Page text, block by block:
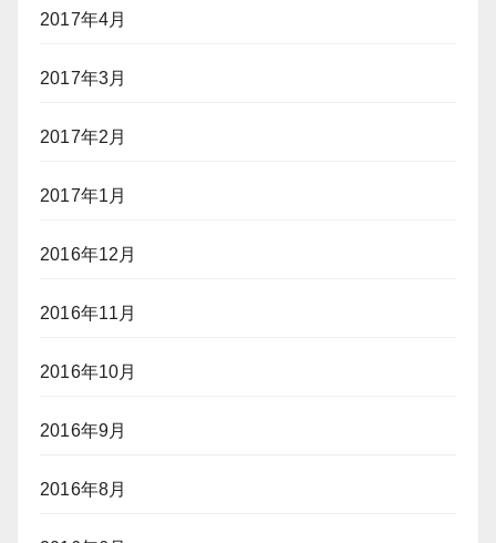
2017年4月
2017年3月
2017年2月
2017年1月
2016年12月
2016年11月
2016年10月
2016年9月
2016年8月